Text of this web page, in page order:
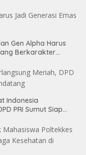
Gen Alpha Harus
Berkarakter
Indonesia
PRI Sumut Siap